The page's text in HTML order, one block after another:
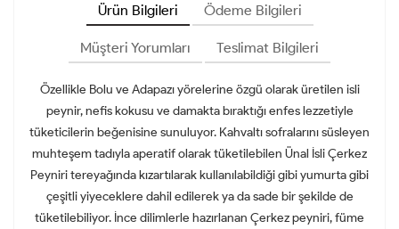
Ürün Bilgileri Ödeme Bilgileri
Müşteri Yorumları Teslimat Bilgileri
Özellikle Bolu ve Adapazı yörelerine özgü olarak üretilen isli
peynir, nefis kokusu ve damakta bıraktığı enfes lezzetiyle
tüketicilerin beğenisine sunuluyor. Kahvaltı sofralarını süsleyen
muhteşem tadıyla aperatif olarak tüketilebilen Ünal İsli Çerkez
Peyniri tereyağında kızartılarak kullanılabildiği gibi yumurta gibi
çeşitli yiyeceklere dahil edilerek ya da sade bir şekilde de
tüketilebiliyor. İnce dilimlerle hazırlanan Çerkez peyniri, füme